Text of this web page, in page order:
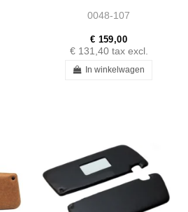
0048-107
€ 159,00
€ 131,40 tax excl.
In winkelwagen